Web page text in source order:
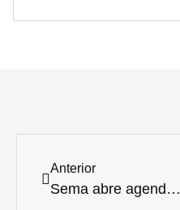
Anterior
Sema abre agendamento para castração de pets no dia 6 de setembro